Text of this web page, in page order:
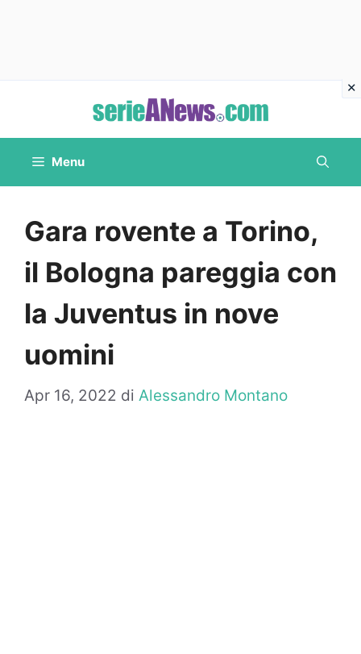
contenuto
Menu
Gara rovente a Torino,
il Bologna pareggia con
la Juventus in nove
uomini
Apr 16, 2022 di Alessandro Montano